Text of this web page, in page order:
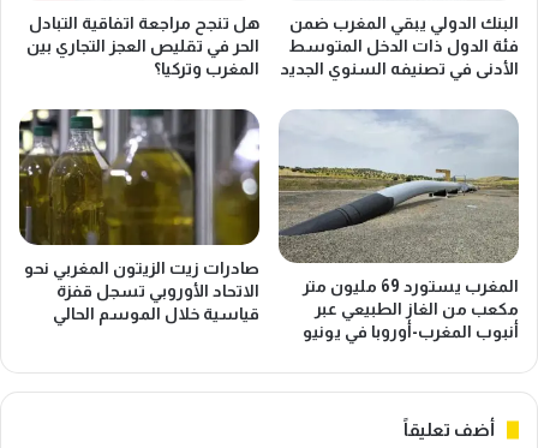
البنك الدولي يبقي المغرب ضمن
فئة الدول ذات الدخل المتوسط
الأدنى في تصنيفه السنوي الجديد
هل تنجح مراجعة اتفاقية التبادل
الحر في تقليص العجز التجاري بين
المغرب وتركيا؟
المغرب يستورد 69 مليون متر
مكعب من الغاز الطبيعي عبر
أنبوب المغرب-أوروبا في يونيو
صادرات زيت الزيتون المغربي نحو
الاتحاد الأوروبي تسجل قفزة
قياسية خلال الموسم الحالي
أضف تعليقاً